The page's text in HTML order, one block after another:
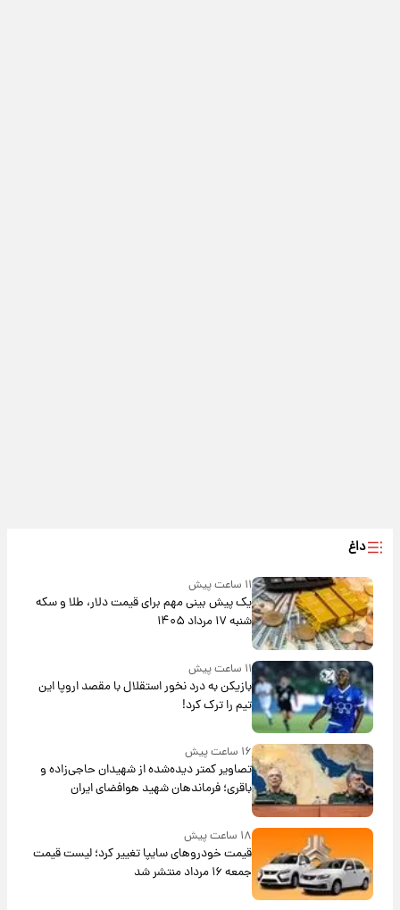
داغ
۱۱ ساعت پیش
یک پیش ‌بینی مهم برای قیمت دلار، طلا و سکه
شنبه ۱۷ مرداد ۱۴۰۵
۱۱ ساعت پیش
بازیکن به درد نخور استقلال با مقصد اروپا این
تیم را ترک کرد!
۱۶ ساعت پیش
تصاویر کمتر دیده‌شده از شهیدان حاجی‌زاده و
باقری؛ فرماندهان شهید هوافضای ایران
۱۸ ساعت پیش
قیمت خودروهای سایپا تغییر کرد؛ لیست قیمت
جمعه ۱۶ مرداد منتشر شد